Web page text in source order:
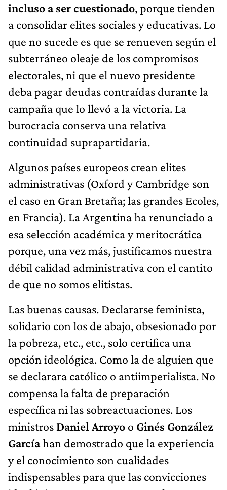
incluso a ser cuestionado, porque tienden
a consolidar elites sociales y educativas. Lo
que no sucede es que se renueven según el
subterráneo oleaje de los compromisos
electorales, ni que el nuevo presidente
deba pagar deudas contraídas durante la
campaña que lo llevó a la victoria. La
burocracia conserva una relativa
continuidad suprapartidaria.
Algunos países europeos crean elites
administrativas (Oxford y Cambridge son
el caso en Gran Bretaña; las grandes Ecoles,
en Francia). La Argentina ha renunciado a
esa selección académica y meritocrática
porque, una vez más, justificamos nuestra
débil calidad administrativa con el cantito
de que no somos elitistas.
Las buenas causas. Declararse feminista,
solidario con los de abajo, obsesionado por
la pobreza, etc., etc., solo certifica una
opción ideológica. Como la de alguien que
se declarara católico o antiimperialista. No
compensa la falta de preparación
específica ni las sobreactuaciones. Los
ministros Daniel Arroyo o Ginés González
Garcíahan demostrado que la experiencia
y el conocimiento son cualidades
indispensables para que las convicciones